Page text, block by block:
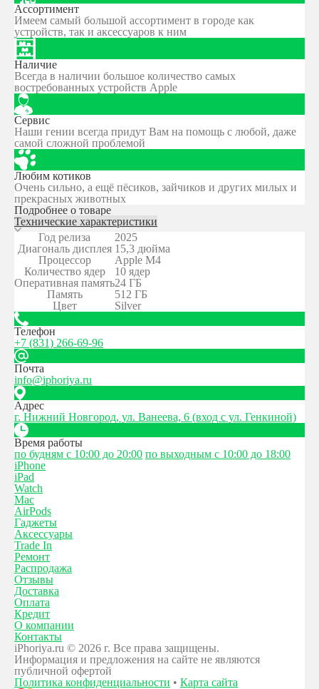
Ассортимент
Имеем самый большой ассортимент в городе как
устройств, так и аксессуаров к ним
Наличие
Всегда в наличии большое количество самых
востребованных устройств Apple
Сервис
Наши гении всегда придут Вам на помощь с любой, даже
самой сложной проблемой
Любим котиков
Очень сильно, а ещё пёсиков, зайчиков и других милых и
прекрасных животных
Подробнее о товаре
Технические характеристики
Год релиза
2025
Диагональ дисплея 15,3 дюйма
Процессор
Apple M4
Количество ядер
10 ядер
Оперативная память24 ГБ
Память
512 ГБ
Цвет
Silver
Телефон
+7 (831) 266-69-96
Почта
info@iphoriya.ru
Адрес
г. Нижний Новгород, ул. Ванеева, 6 (вход с ул. Генкиной)
Время работы
по будням с 10:00 до 20:00 по выходным с 10:00 до 18:00
iPhone
iPad
Watch
Mac
AirPods
Гаджеты
Аксессуары
Trade In
Ремонт
Распродажа
Отзывы
Доставка
Оплата
Кредит
О компании
Контакты
iPhoriya.ru © 2026 г. Все права защищены.
Информация и предложения на сайте не являются
публичной офертой
Политика конфиденциальности • Карта сайта